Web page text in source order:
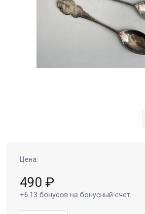
Цена:
490 ₽
+6.13 бонусов на бонусный счет